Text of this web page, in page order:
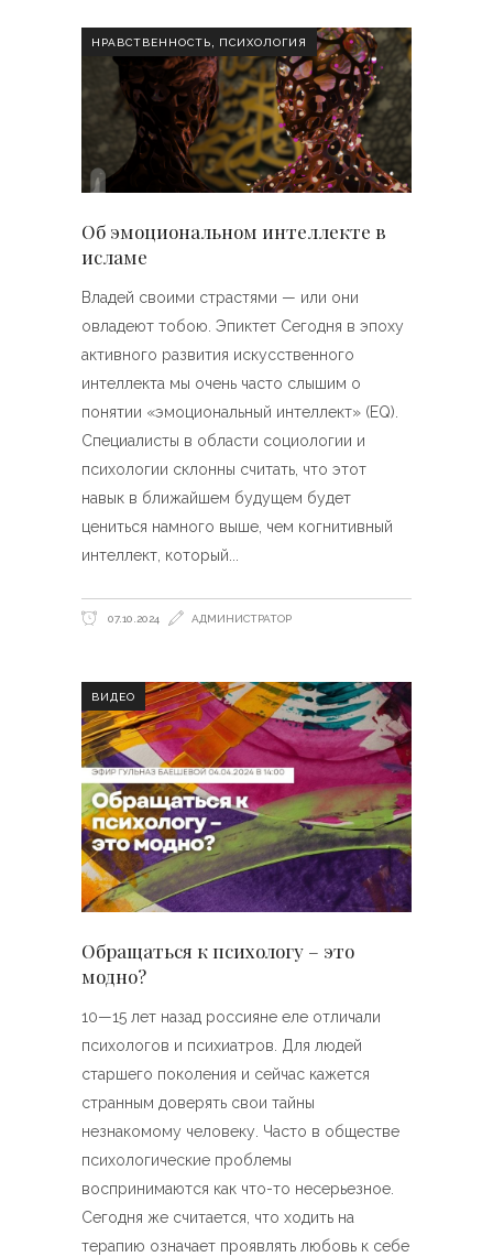
НРАВСТВЕННОСТЬ ПСИХОЛОГИЯ
Об эмоциональном интеллекте в
исламе
Владей своими страстями — или они
овладеют тобою. Эпиктет Сегодня в эпоху
активного развития искусственного
интеллекта мы очень часто слышим о
понятии «эмоциональный интеллект» (EQ).
Специалисты в области социологии и
психологии склонны считать, что этот
навык в ближайшем будущем будет
цениться намного выше, чем когнитивный
интеллект, который
07.10.2024 АДМИНИСТРАТОР
ВИДЕО
Обращаться к психологу – это
модно?
10—15 лет назад россияне еле отличали
психологов и психиатров. Для людей
старшего поколения и сейчас кажется
странным доверять свои тайны
незнакомому человеку. Часто в обществе
психологические проблемы
воспринимаются как что-то несерьезное.
Сегодня же считается, что ходить на
терапию означает проявлять любовь к себе